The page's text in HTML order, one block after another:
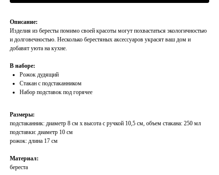
Описание:
Изделия из бересты помимо своей красоты могут похвастаться экологичностью
и долговечностью. Несколько берестяных аксессуаров украсят ваш дом и
добавят уюта на кухне.
В наборе:
Рожок дудящий
Стакан с подстаканником
Набор подставок под горячее
Размеры:
подстаканник: диаметр 8 см х высота с ручкой 10,5 см, объем стакана: 250 мл
подставки: диаметр 10 см
рожок: длина 17 см
Материал:
береста
Мерч со смыслом
Корпоративные подарки
Event-брендинг